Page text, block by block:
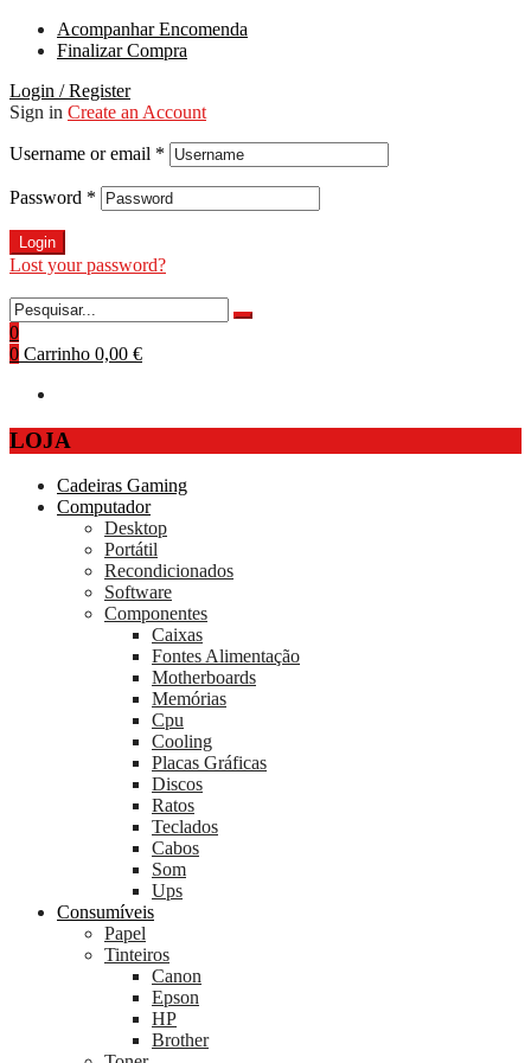
Acompanhar Encomenda
Finalizar Compra
Login / Register
Sign in Create an Account
Username or email *
Password *
Login
Lost your password?
0
0 Carrinho 0,00 €
LOJA
Cadeiras Gaming
Computador
Desktop
Portátil
Recondicionados
Software
Componentes
Caixas
Fontes Alimentação
Motherboards
Memórias
Cpu
Cooling
Placas Gráficas
Discos
Ratos
Teclados
Cabos
Som
Ups
Consumíveis
Papel
Tinteiros
Canon
Epson
HP
Brother